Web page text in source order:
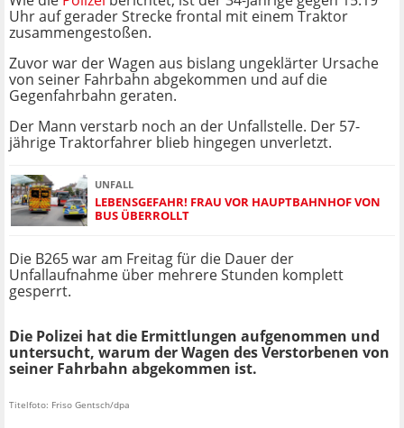
Uhr auf gerader Strecke frontal mit einem Traktor
zusammengestoßen.
Zuvor war der Wagen aus bislang ungeklärter Ursache
von seiner Fahrbahn abgekommen und auf die
Gegenfahrbahn geraten.
Der Mann verstarb noch an der Unfallstelle. Der 57-
jährige Traktorfahrer blieb hingegen unverletzt.
UNFALL
LEBENSGEFAHR! FRAU VOR HAUPTBAHNHOF VON
BUS ÜBERROLLT
Die B265 war am Freitag für die Dauer der
Unfallaufnahme über mehrere Stunden komplett
gesperrt.
Die Polizei hat die Ermittlungen aufgenommen und
untersucht, warum der Wagen des Verstorbenen von
seiner Fahrbahn abgekommen ist.
Titelfoto: Friso Gentsch/dpa